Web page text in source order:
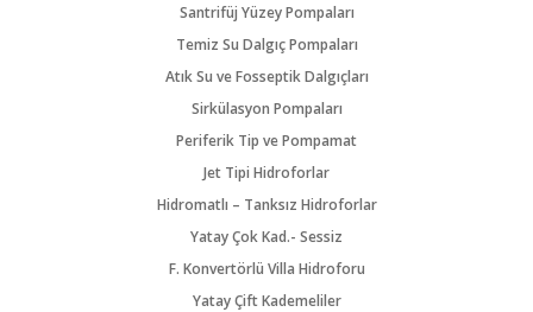
Santrifüj Yüzey Pompaları
Temiz Su Dalgıç Pompaları
Atık Su ve Fosseptik Dalgıçları
Sirkülasyon Pompaları
Periferik Tip ve Pompamat
Jet Tipi Hidroforlar
Hidromatlı – Tanksız Hidroforlar
Yatay Çok Kad.- Sessiz
F. Konvertörlü Villa Hidroforu
Yatay Çift Kademeliler